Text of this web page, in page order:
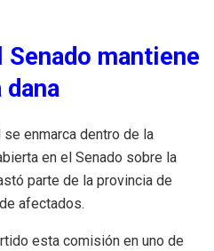
mantiene
enmarca dentro de la
en el Senado sobre la
parte de la provincia de
afectados.
esta comisión en uno de